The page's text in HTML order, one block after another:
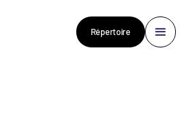
Répertoire